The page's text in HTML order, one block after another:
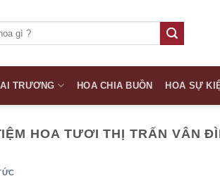
TRƯƠNG HOA CHIA BUỒN HOA SỰ
HOA TƯƠI THỊ TRẤN VÂN